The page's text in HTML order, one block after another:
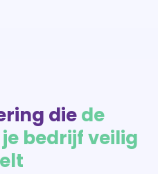
diede
bedrijf veilig